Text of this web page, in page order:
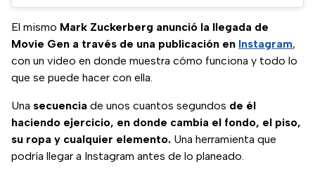
El mismo Mark Zuckerberg anunció la llegada de
Movie Gen a través de una publicación en Instagram,
con un video en donde muestra cómo funciona y todo lo
que se puede hacer con ella.
Una secuencia de unos cuantos segundos de él
haciendo ejercicio, en donde cambia el fondo, el piso,
su ropa y cualquier elemento. Una herramienta que
podría llegar a Instagram antes de lo planeado.